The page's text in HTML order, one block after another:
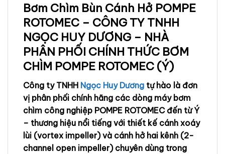
Bơm Chìm Bùn Cánh Hở POMPE
ROTOMEC – CÔNG TY TNHH
NGỌC HUY DƯƠNG – NHÀ
PHÂN PHỐI CHÍNH THỨC BƠM
CHÌM POMPE ROTOMEC (Ý)
Công ty TNHH Ngọc Huy Dương tự hào là đơn
vị phân phối chính hãng các dòng máy bơm
chìm công nghiệp POMPE ROTOMEC đến từ Ý
– thương hiệu nổi tiếng với thiết kế cánh xoáy
lùi (vortex impeller) và cánh hở hai kênh (2-
channel open impeller) chuyên dùng trong